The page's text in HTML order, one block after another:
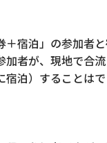
＋宿泊」の参加者
加者が、現地で合
宿泊）することは